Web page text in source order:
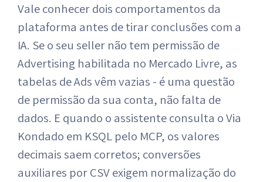
Vale conhecer dois comportamentos da
plataforma antes de tirar conclusões com a
IA. Se o seu seller não tem permissão de
Advertising habilitada no Mercado Livre, as
tabelas de Ads vêm vazias - é uma questão
de permissão da sua conta, não falta de
dados. E quando o assistente consulta o Via
Kondado em KSQL pelo MCP, os valores
decimais saem corretos; conversões
auxiliares por CSV exigem normalização do